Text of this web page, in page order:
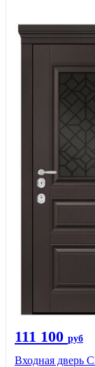
111 100 руб
Входная дверь